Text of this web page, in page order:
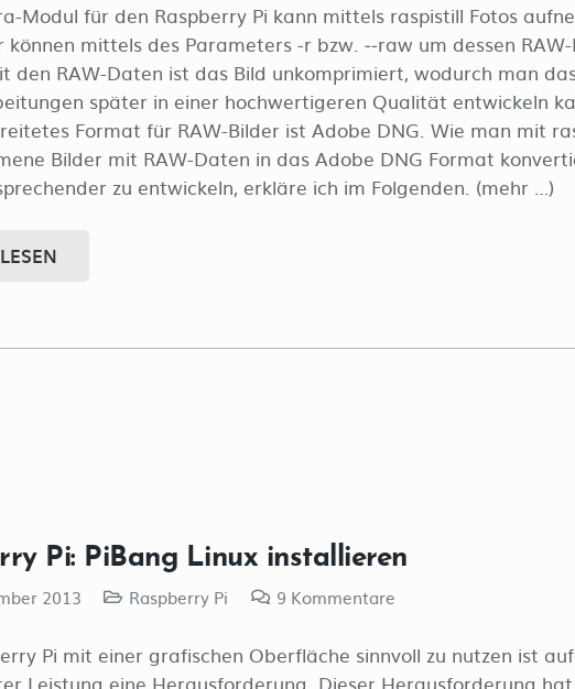
Modul für den Raspberry Pi kann mittels raspistill Fotos
können mittels des Parameters -r bzw. ‐‐raw um dessen
den RAW-Daten ist das Bild unkomprimiert, wodurch man
später in einer hochwertigeren Qualität entwickeln
Format für RAW-Bilder ist Adobe DNG. Wie man mit
Bilder mit RAW-Daten in das Adobe DNG Format
zu entwickeln, erkläre ich im Folgenden. (mehr …)
Pi: PiBang Linux installieren
2013 Raspberry Pi 9 Kommentare
Pi mit einer grafischen Oberfläche sinnvoll zu nutzen ist
Leistung eine Herausforderung. Dieser Herausforderung